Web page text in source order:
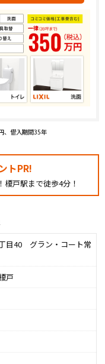
、借入期間35年
トPR!
戸駅まで徒歩4分！
目40 グラン・コート常
戸